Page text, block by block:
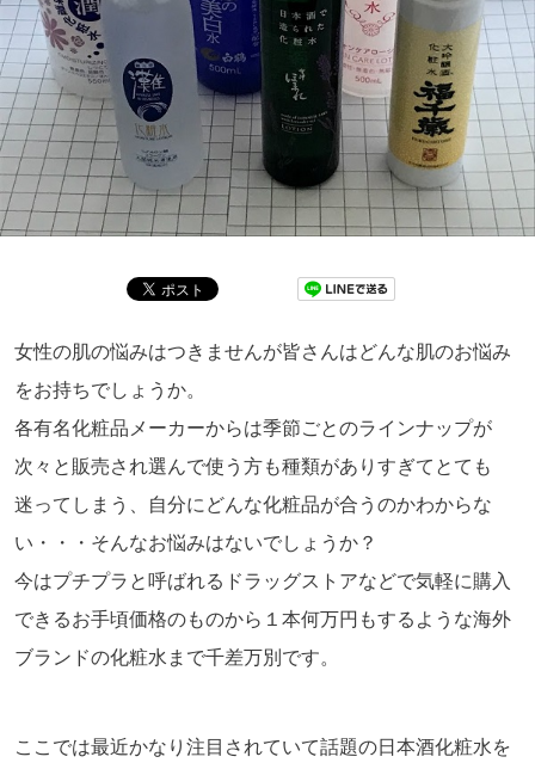
女性の肌の悩みはつきませんが皆さんはどんな肌のお悩み
をお持ちでしょうか。
各有名化粧品メーカーからは季節ごとのラインナップが
次々と販売され選んで使う方も種類がありすぎてとても
迷ってしまう、自分にどんな化粧品が合うのかわからな
い・・・そんなお悩みはないでしょうか？
今はプチプラと呼ばれるドラッグストアなどで気軽に購入
できるお手頃価格のものから１本何万円もするような海外
ブランドの化粧水まで千差万別です。
ここでは最近かなり注目されていて話題の日本酒化粧水を